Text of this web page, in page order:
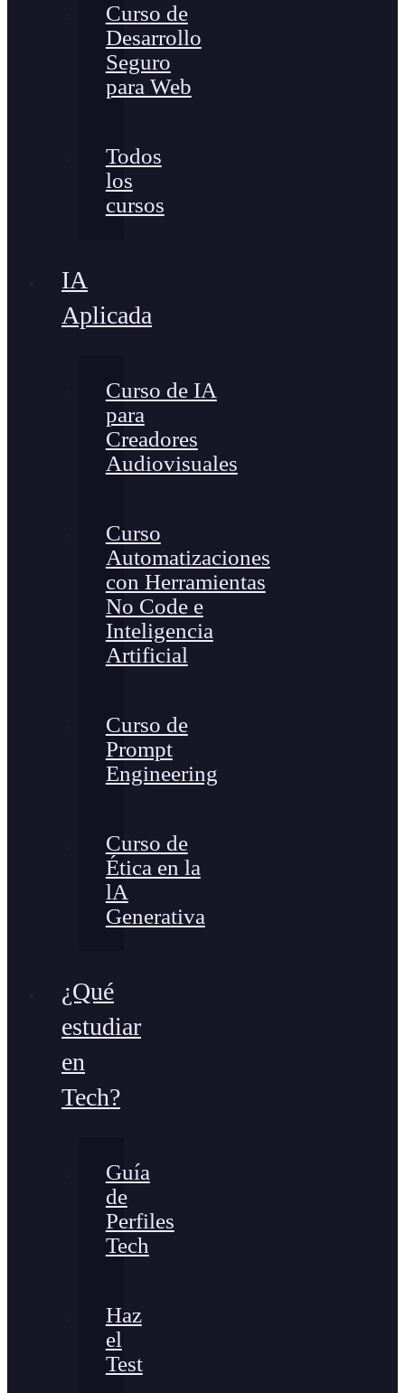
Curso de
Desarrollo
Seguro
para Web
Todos
los
cursos
IA
Aplicada
Curso de IA
para
Creadores
Audiovisuales
Curso
Automatizaciones
con Herramientas
No Code e
Inteligencia
Artificial
Curso de
Prompt
Engineering
Curso de
Ética en la
lA
Generativa
¿Qué
estudiar
en
Tech?
Guía
de
Perfiles
Tech
Haz
el
Test